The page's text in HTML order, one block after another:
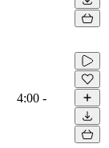
4:00 -